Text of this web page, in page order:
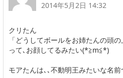
2014年5月2日 14:32
クリたん
「どうしてボールをお姉たんの頭
って､お顔してるみたい(*≧m≦*)
モアたんは､､不動明王みたいな名